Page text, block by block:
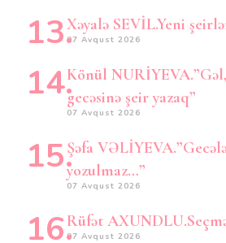
Xəyalə SEVİL.Yeni
07 Avqust 2026
Könül
gecəsinə şeir yazaq”
07 Avqust 2026
Şəfa
yozulmaz…”
07 Avqust 2026
Rüfət
07 Avqust 2026